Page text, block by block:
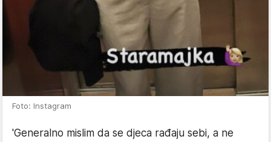
Foto: Instagram
'Generalno mislim da se djeca rađaju sebi, a ne